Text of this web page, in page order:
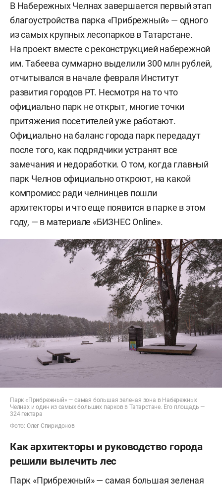
В Набережных Челнах завершается первый этап
благоустройства парка «Прибрежный» — одного
из самых крупных лесопарков в Татарстане.
На проект вместе с реконструкцией набережной
им. Табеева суммарно выделили 300 млн рублей,
отчитывался в начале февраля Институт
развития городов РТ. Несмотря на то что
официально парк не открыт, многие точки
притяжения посетителей уже работают.
Официально на баланс города парк передадут
после того, как подрядчики устранят все
замечания и недоработки. О том, когда главный
парк Челнов официально откроют, на какой
компромисс ради челнинцев пошли
архитекторы и что еще появится в парке в этом
году, — в материале «БИЗНЕС Online».
Парк «Прибрежный» — самая большая зеленая зона в Набережных
Челнах и один из самых больших парков в Татарстане. Его площадь —
324 гектара
Фото: Олег Спиридонов
Как архитекторы и руководство города
решили вылечить лес
Парк «Прибрежный» — самая большая зеленая